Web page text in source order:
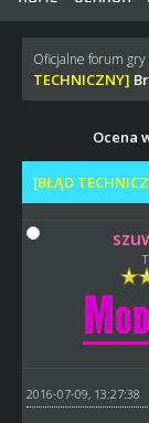
Oficjalne forum
TECHNICZNY]
Ocena
[BŁĄD
2016-07-09, 13:27:38